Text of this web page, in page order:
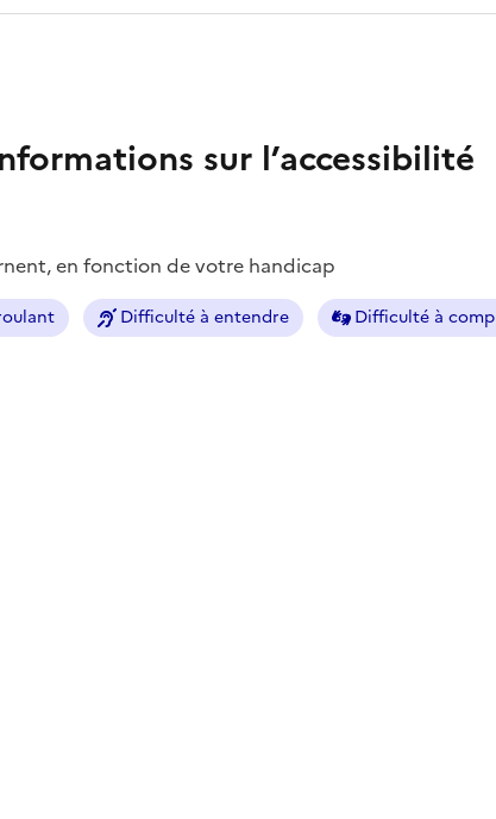
sur l’accessibilité
en fonction de votre handicap
Difficulté à entendre Difficulté à